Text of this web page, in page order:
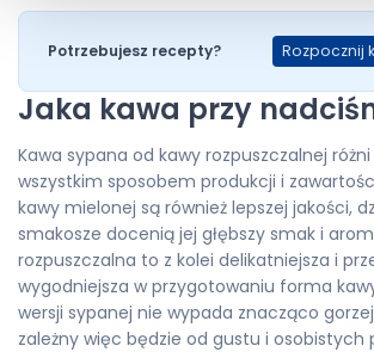
Potrzebujesz recepty? Rozpocznij
Jaka kawa przy
Kawa sypana od kawy rozpuszczalnej
wszystkim sposobem produkcji i
kawy mielonej są również lepszej jakości,
smakosze docenią jej głębszy smak i
rozpuszczalna to z kolei delikatniejsza i
wygodniejsza w przygotowaniu forma
wersji sypanej nie wypada znacząco
zależny więc będzie od gustu i osobistych